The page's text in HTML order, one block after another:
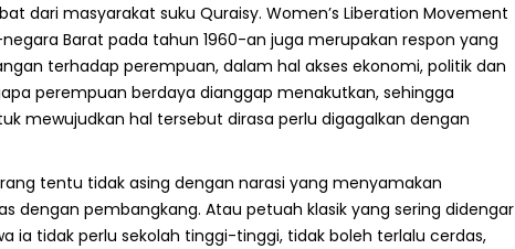
dari masyarakat suku Quraisy. Women’s Liberation Movement
Barat pada tahun 1960-an juga merupakan respon yang
terhadap perempuan, dalam hal akses ekonomi, politik dan
perempuan berdaya dianggap menakutkan, sehingga
mewujudkan hal tersebut dirasa perlu digagalkan dengan
tentu tidak asing dengan narasi yang menyamakan
dengan pembangkang. Atau petuah klasik yang sering didengar
ia tidak perlu sekolah tinggi-tinggi, tidak boleh terlalu cerdas,